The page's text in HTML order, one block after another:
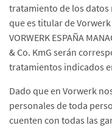
tratamiento de los datos
que es titular de
VORWERK ESPAÑA
& Co. KmG serán
tratamientos indicados
Dado que en Vorwerk
personales de toda
cuenten con todas las